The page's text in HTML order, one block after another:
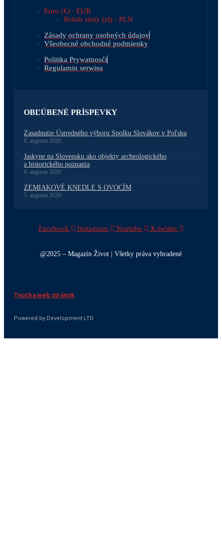
Euro (€) - EUR
Polish złoty (zł) - PLN
Zásady ochrany osobných údajov
Všeobecné obchodné podmienky
Politika Prywatnosći
Regulamin serwisu
OBĽÚBENÉ PRÍSPEVKY
Zasadnutie Ústredného výboru Spolku Slovákov v Poľsku
6. augusta 2026
Jaskyne na Slovensku ako objekty archeologického
a historického poznania
6. augusta 2026
ZEMIAKOVÉ KNEDLE S OVOCÍM
5. augusta 2026
Facebook Instagram Youtube X-twitter
@2025 – Magazín Život | Všetky práva vyhradené
Tvorba web stránok
Powered by Development LTD